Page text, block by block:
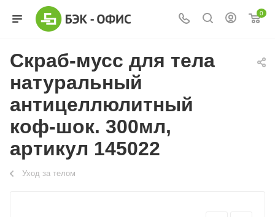
0
Скраб-мусс для тела
натуральный
антицеллюлитный
коф-шок. 300мл,
артикул 145022
Уход за телом